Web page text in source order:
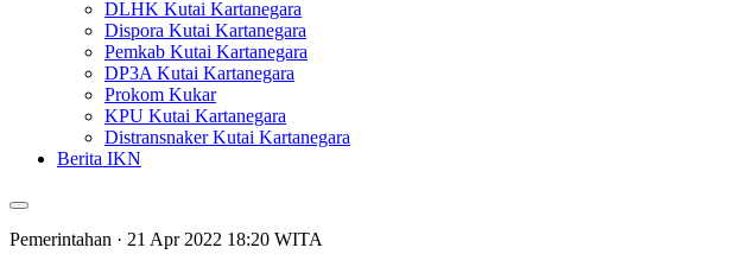
DLHK Kutai Kartanegara
Dispora Kutai Kartanegara
Pemkab Kutai Kartanegara
DP3A Kutai Kartanegara
Prokom Kukar
KPU Kutai Kartanegara
Distransnaker Kutai Kartanegara
Berita IKN
Pemerintahan · 21 Apr 2022 18:20 WITA